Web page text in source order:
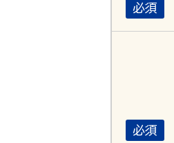
必須
必須